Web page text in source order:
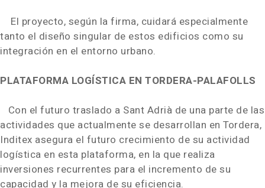
El proyecto, según la firma, cuidará especialmente
tanto el diseño singular de estos edificios como su
integración en el entorno urbano.
PLATAFORMA LOGÍSTICA EN TORDERA-PALAFOLLS
Con el futuro traslado a Sant Adrià de una parte de las
actividades que actualmente se desarrollan en Tordera,
Inditex asegura el futuro crecimiento de su actividad
logística en esta plataforma, en la que realiza
inversiones recurrentes para el incremento de su
capacidad y la mejora de su eficiencia.